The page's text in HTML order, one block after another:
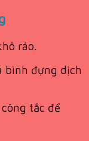
ráo.
bình đựng dịch
tắc để